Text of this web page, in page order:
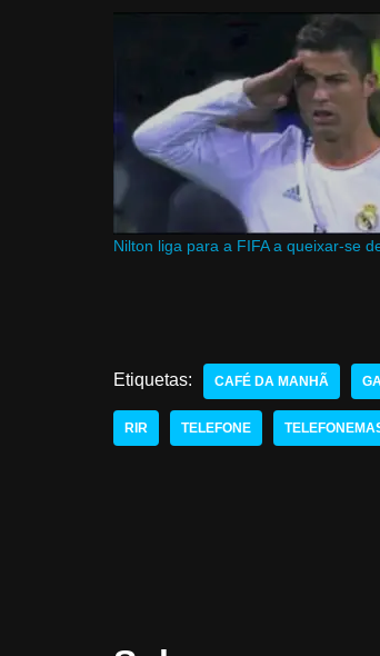
Nilton liga para a FIFA a queixar-se
Etiquetas: CAFÉ DA MANHÃ
RIR TELEFONE